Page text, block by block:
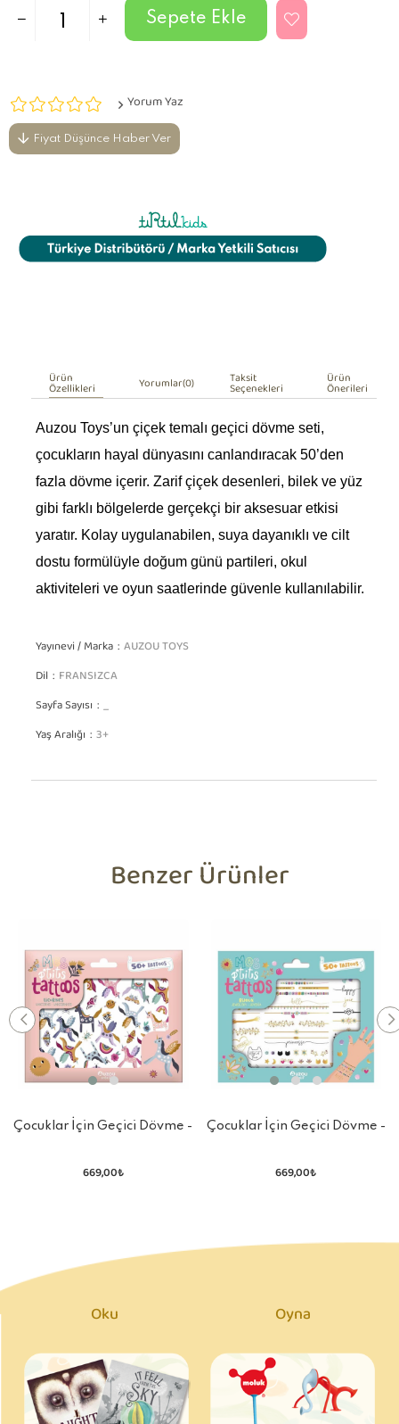
Yorum Yaz
Fiyat Düşünce Haber Ver
Ürün
Özellikleri Yorumlar(0) Taksit
Seçenekleri Ürün
Önerileri
Auzou Toys’un çiçek temalı geçici dövme seti,
çocukların hayal dünyasını canlandıracak 50’den
fazla dövme içerir. Zarif çiçek desenleri, bilek ve yüz
gibi farklı bölgelerde gerçekçi bir aksesuar etkisi
yaratır. Kolay uygulanabilen, suya dayanıklı ve cilt
dostu formülüyle doğum günü partileri, okul
aktiviteleri ve oyun saatlerinde güvenle kullanılabilir.
Yayınevi / Marka AUZOU TOYS
Dil FRANSIZCA
Sayfa Sayısı _
Yaş Aralığı 3+
Benzer Ürünler
Çocuklar İçin Geçici Dövme -
669,00₺
Çocuklar İçin Geçici Dövme -
669,00₺
Oku Oyna